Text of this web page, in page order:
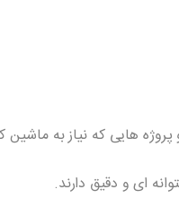
به ماشین کاری 3 یا 5 محوره
ای و دقیق دارند.